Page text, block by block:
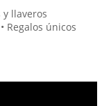
y llaveros
Regalos únicos